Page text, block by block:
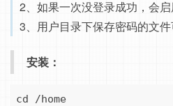
2、如果一次没登录成功，会
3、用户目录下保存密码的文
安装：
cd /home